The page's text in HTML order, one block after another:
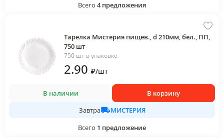
Всего 4 предложения
Тарелка Мистерия пищев., d 210мм, бел., ПП,
750 шт
750 шт в упаковке
2.90 ₽/шт
В наличии
В корзину
Завтра
МИСТЕРИЯ
Всего 1 предложение